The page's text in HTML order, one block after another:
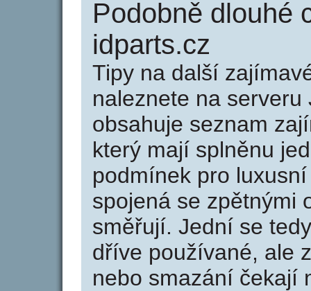
Podobně dlouhé
idparts.cz
Tipy na další
naleznete na serveru
obsahuje seznam
který mají splněnu
podmínek pro
spojená se zpětnými
směřují. Jední se
dříve používané, ale
nebo smazání čekají